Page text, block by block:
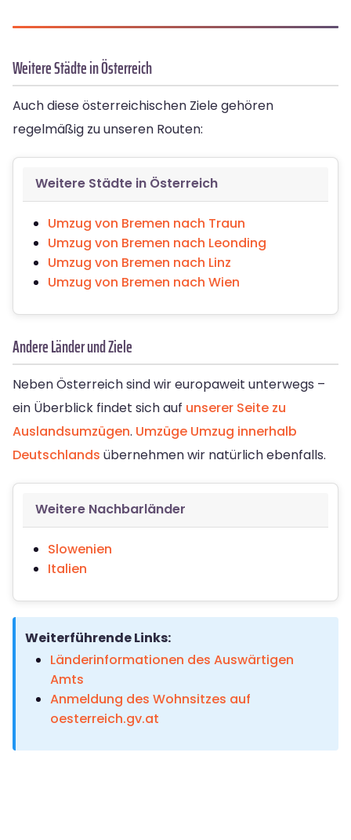
Weitere Städte in Österreich
Auch diese österreichischen Ziele gehören
regelmäßig zu unseren Routen:
Weitere Städte in Österreich
Umzug von Bremen nach Traun
Umzug von Bremen nach Leonding
Umzug von Bremen nach Linz
Umzug von Bremen nach Wien
Andere Länder und Ziele
Neben Österreich sind wir europaweit unterwegs –
ein Überblick findet sich auf unserer Seite zu
Auslandsumzügen. Umzüge Umzug innerhalb
Deutschlands übernehmen wir natürlich ebenfalls.
Weitere Nachbarländer
Slowenien
Italien
Weiterführende Links:
Länderinformationen des Auswärtigen
Amts
Anmeldung des Wohnsitzes auf
oesterreich.gv.at